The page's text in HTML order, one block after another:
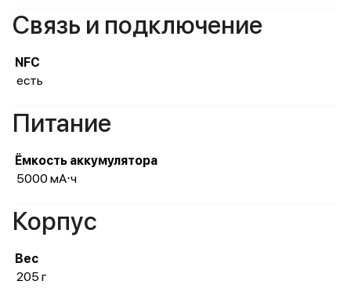
Связь и подключение
NFC
есть
Питание
Ёмкость аккумулятора
5000 мА⋅ч
Корпус
Вес
205 г